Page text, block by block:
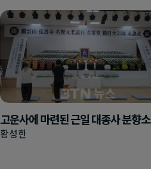
고운사에 마련된 근일 대종사 분향소
황성한